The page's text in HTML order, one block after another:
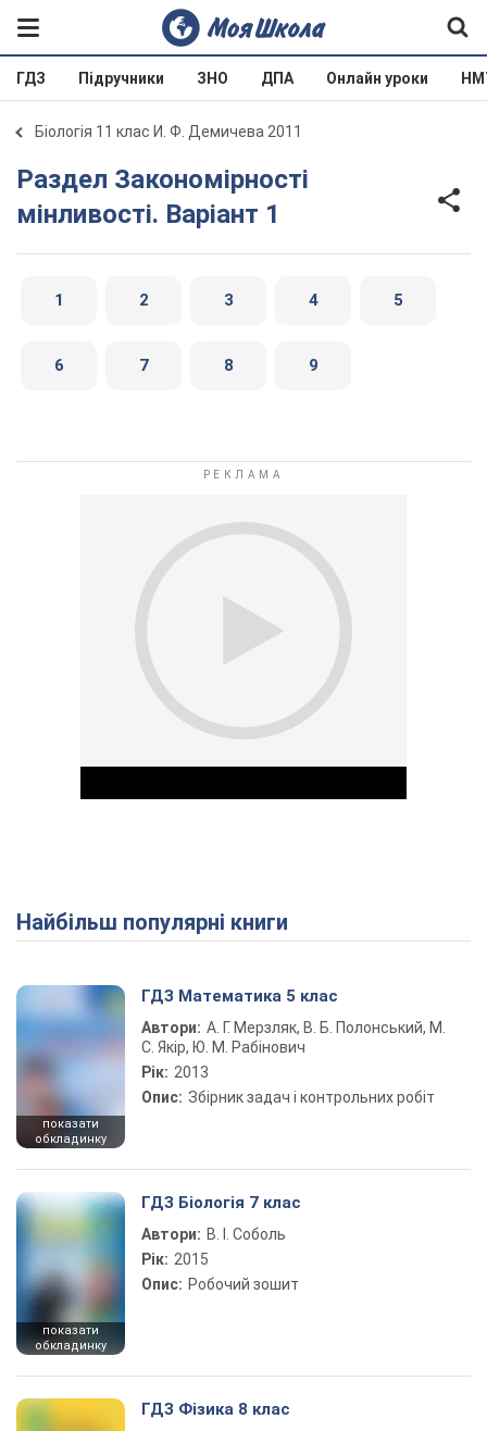
ГДЗ Підручники ЗНО ДПА Онлайн уроки
Біологія 11 клас И. Ф. Демичева 2011
Раздел Закономірності
мінливості. Варіант 1
1 2 3 4 5
6 7 8 9
Play Video
Найбільш популярні книги
показати
обкладинку
ГДЗ Математика 5 клас
Автори: А. Г. Мерзляк, В. Б. Полонський, М.
С. Якір, Ю. М. Рабінович
Рік: 2013
Опис: Збірник задач і контрольних робіт
показати
обкладинку
ГДЗ Біологія 7 клас
Автори: В. І. Соболь
Рік: 2015
Опис: Робочий зошит
ГДЗ Фізика 8 клас